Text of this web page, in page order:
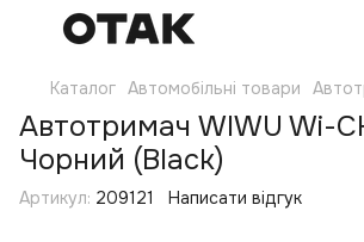
Каталог Автомобільні товари
Автотримач WIWU Wi-
Чорний (Black)
Артикул: 209121 Написати відгук